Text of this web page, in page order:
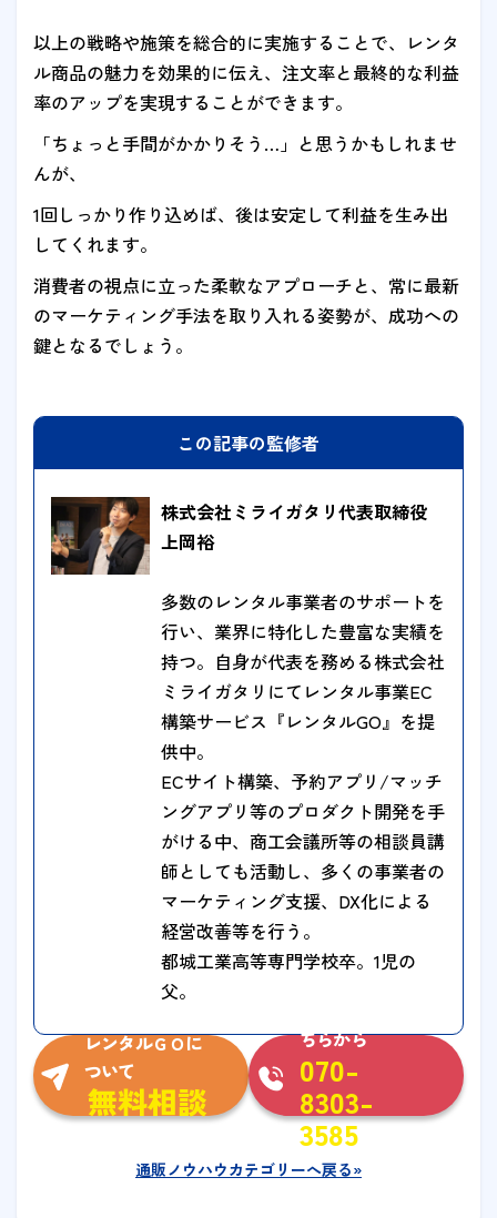
以上の戦略や施策を総合的に実施することで、レンタ
ル商品の魅力を効果的に伝え、注文率と最終的な利益
率のアップを実現することができます。
「ちょっと手間がかかりそう…」と思うかもしれませ
んが、
1回しっかり作り込めば、後は安定して利益を生み出
してくれます。
消費者の視点に立った柔軟なアプローチと、常に最新
のマーケティング手法を取り入れる姿勢が、成功への
鍵となるでしょう。
この記事の監修者
株式会社ミライガタリ代表取締役
上岡裕
多数のレンタル事業者のサポートを
行い、業界に特化した豊富な実績を
持つ。自身が代表を務める株式会社
ミライガタリにてレンタル事業EC
構築サービス『レンタルGO』を提
供中。
ECサイト構築、予約アプリ/マッチ
ングアプリ等のプロダクト開発を手
がける中、商工会議所等の相談員講
師としても活動し、多くの事業者の
マーケティング支援、DX化による
経営改善等を行う。
都城工業高等専門学校卒。1児の
父。
レンタルＧＯに
ついて
無料相談
ちらから
070-
8303-
3585
通販ノウハウカテゴリーへ戻る»